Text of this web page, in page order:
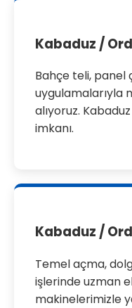
Kabaduz /
Bahçe teli, panel
uygulamalarıyla
alıyoruz.
imkanı.
Kabaduz /
Temel açma,
işlerinde uzman
makinelerimizle